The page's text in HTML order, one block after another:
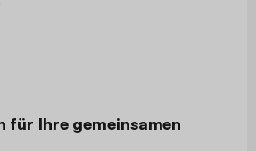
für Ihre gemeinsamen